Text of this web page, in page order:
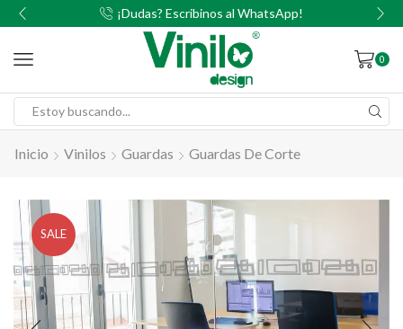
¡Dudas? Escribinos al WhatsApp!
0
Inicio Vinilos Guardas Guardas De Corte
SALE